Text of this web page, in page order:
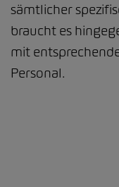
sämtlicher
braucht es
mit
Personal.